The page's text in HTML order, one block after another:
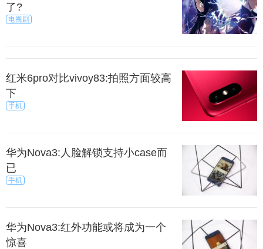
了?
电视剧
红米6pro对比vivoy83:拍照方面较高
下
手机
华为Nova3:人脸解锁支持小case而
已
手机
华为Nova3:红外功能或将成为一个
惊喜